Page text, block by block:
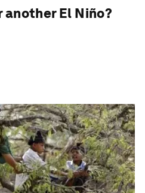
another El Niño?